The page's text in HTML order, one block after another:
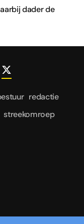
dader de
redactie
streekomroep